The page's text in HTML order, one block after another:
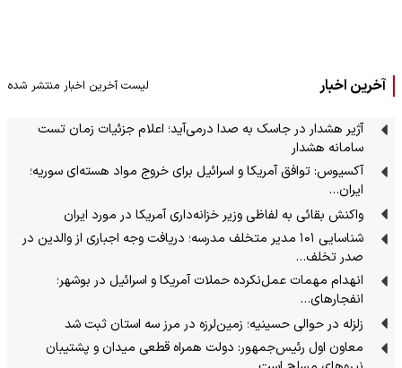
آخرین اخبار لیست آخرین اخبار منتشر شده
آژیر هشدار در جاسک به صدا درمی‌آید؛ اعلام جزئیات زمان تست
سامانه هشدار
آکسیوس: توافق آمریکا و اسرائیل برای خروج مواد هسته‌ای سوریه؛
ایران…
واکنش بقائی به لفاظی وزیر خزانه‌داری آمریکا در مورد ایران
شناسایی ۱۰۱ مدیر متخلف مدرسه؛ دریافت وجه اجباری از والدین در
صدر تخلف…
انهدام مهمات عمل‌نکرده حملات آمریکا و اسرائیل در بوشهر؛
انفجارهای…
زلزله در حوالی حسینیه؛ زمین‌لرزه در مرز سه استان ثبت شد
معاون اول رئیس‌جمهور: دولت همراه قطعی میدان و پشتیبان